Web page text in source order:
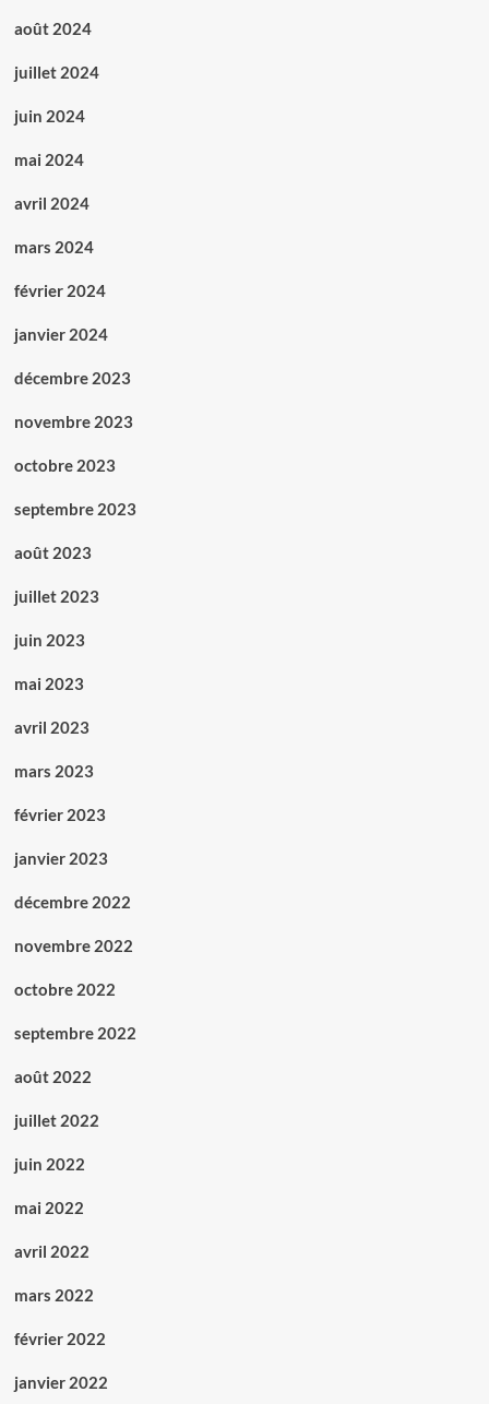
août 2024
juillet 2024
juin 2024
mai 2024
avril 2024
mars 2024
février 2024
janvier 2024
décembre 2023
novembre 2023
octobre 2023
septembre 2023
août 2023
juillet 2023
juin 2023
mai 2023
avril 2023
mars 2023
février 2023
janvier 2023
décembre 2022
novembre 2022
octobre 2022
septembre 2022
août 2022
juillet 2022
juin 2022
mai 2022
avril 2022
mars 2022
février 2022
janvier 2022